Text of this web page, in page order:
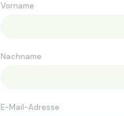
Vorname
Nachname
E-Mail-Adresse